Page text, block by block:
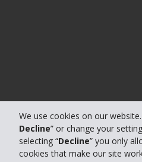
We use cookies on our website.
Decline” or change your
selecting “Decline” you only
cookies that make our site